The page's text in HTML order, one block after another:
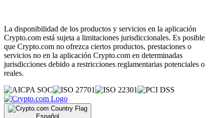
La disponibilidad de los productos y servicios en la aplicación
Crypto.com está sujeta a limitaciones jurisdiccionales. Es posible
que Crypto.com no ofrezca ciertos productos, prestaciones o
servicios no en la aplicación Crypto.com en determinadas
jurisdicciones debido a restricciones reglamentarias potenciales o
reales.
Español